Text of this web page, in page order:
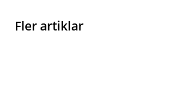
Fler artiklar